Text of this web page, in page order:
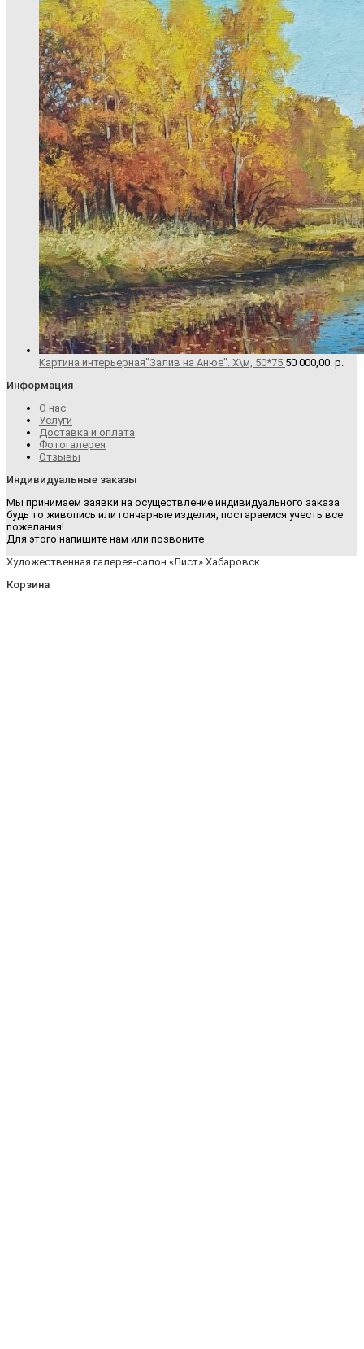
Картина интерьерная"Залив на Анюе". Х\м, 50*75 50 000,00 р.
Информация
О нас
Услуги
Доставка и оплата
Фотогалерея
Отзывы
Индивидуальные заказы
Мы принимаем заявки на осуществление индивидуального заказа
будь то живопись или гончарные изделия, постараемся учесть все
пожелания!
Для этого напишите нам или позвоните
Художественная галерея-салон «Лист» Хабаровск
Корзина